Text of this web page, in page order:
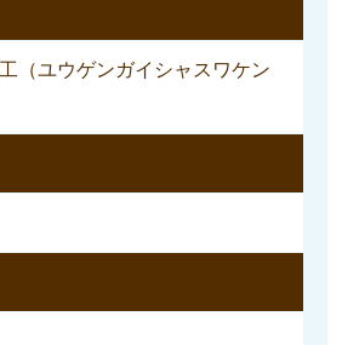
（ユウゲンガイシャスワケン